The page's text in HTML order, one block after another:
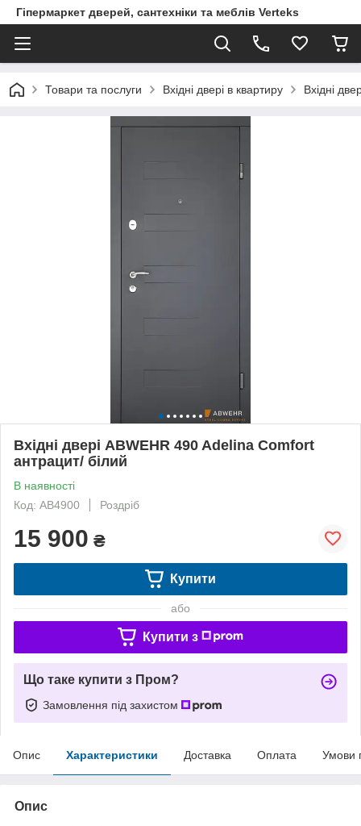
Гіпермаркет дверей, сантехніки та меблів Verteks
Товари та послуги Вхідні двері в квартиру Вхідні
Вхідні двері ABWEHR 490 Adelina Comfort
антрацит/ білий
В наявності
Код: AB4900
Роздріб
15 900 ₴
Купити
або
Купити з
Що таке купити з Пром?
Замовлення під захистом
Опис Характеристики Доставка Оплата Умови
Опис